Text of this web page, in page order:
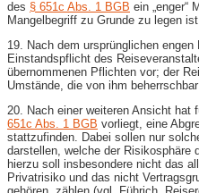
des § 651c Abs. 1 BGB ein „enger“
Mangelbegriff zu Grunde zu legen ist.
19. Nach dem ursprünglichen
Einstandspflicht des
übernommenen Pflichten vor; der
Umstände, die von ihm beherrschbar
20. Nach einer weiteren Ansicht hat
651c Abs. 1 BGB vorliegt, eine
stattzufinden. Dabei sollen nur
darstellen, welche der Risikosphäre
hierzu soll insbesondere nicht das
Privatrisiko und das nicht
gehören, zählen (vgl. Führich,